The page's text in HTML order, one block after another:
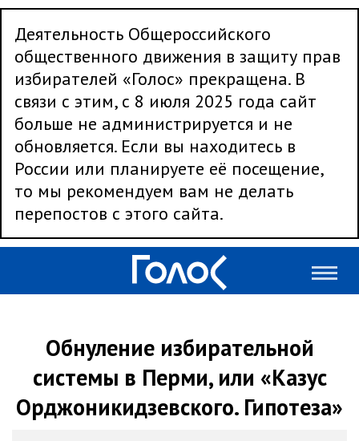
Деятельность Общероссийского
общественного движения в защиту прав
избирателей «Голос» прекращена. В
связи с этим, с 8 июля 2025 года сайт
больше не администрируется и не
обновляется. Если вы находитесь в
России или планируете её посещение,
то мы рекомендуем вам не делать
перепостов с этого сайта.
Обнуление избирательной
системы в Перми, или «Казус
Орджоникидзевского. Гипотеза»